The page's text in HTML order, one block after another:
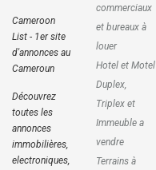
Cameroon
List - 1er site
d'annonces au
Cameroun
Découvrez
toutes les
annonces
immobilières,
electroniques,
commerciaux
et bureaux à
louer
Hotel et Motel
Duplex,
Triplex et
Immeuble a
vendre
Terrains à